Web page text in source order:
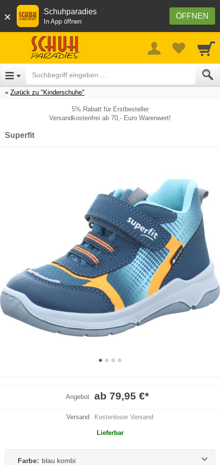
× ÖFFNEN
Schuhparadies
In App öffnen
Zurück zu "Kinderschuhe"
5% Rabatt für Erstbesteller
Versandkostenfrei ab 70,- Euro Warenwert!
Superfit
Angebot ab 79,95 €*
Versand Kostenloser Versand
Lieferbar
Farbe: blau kombi